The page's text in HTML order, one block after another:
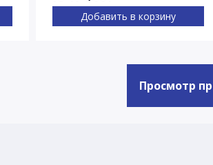
Добавить в корзину
Просмотр